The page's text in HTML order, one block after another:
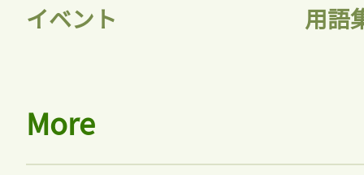
イベント 用語
More